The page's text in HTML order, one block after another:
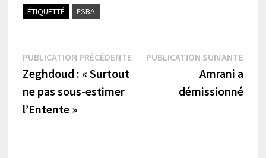
ÉTIQUETTÉ ESBA
Navigation
de
l’article
PUBLICATION PRÉCÉDENTEPublication
Zeghdoud : « Surtout
ne pas sous-estimer
l’Entente »
PUBLICATION SUIVANTE
Amrani a
démissionné